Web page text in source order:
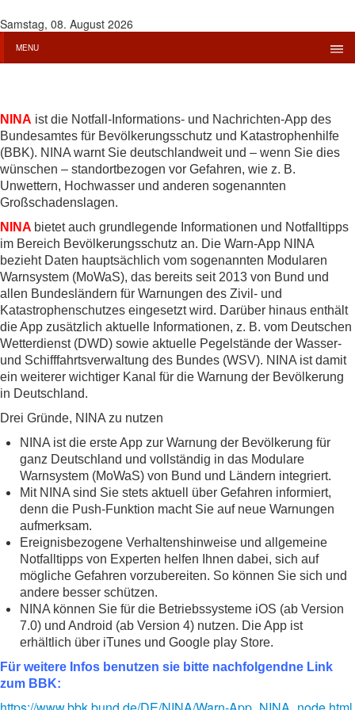
Samstag, 08. August 2026
MENU
N INA ist die Notfall-Informations- und Nachrichten-App des
Bundesamtes für Bevölkerungsschutz und Katastrophenhilfe
(BBK). NINA warnt Sie deutschlandweit und – wenn Sie dies
wünschen – standortbezogen vor Gefahren, wie z. B.
Unwettern, Hochwasser und anderen sogenannten
Großschadenslagen.
NINA bietet auch grundlegende Informationen und Notfalltipps
im Bereich Bevölkerungsschutz an. Die Warn-App NINA
bezieht Daten hauptsächlich vom sogenannten Modularen
Warnsystem (MoWaS), das bereits seit 2013 von Bund und
allen Bundesländern für Warnungen des Zivil- und
Katastrophenschutzes eingesetzt wird. Darüber hinaus enthält
die App zusätzlich aktuelle Informationen, z. B. vom Deutschen
Wetterdienst (DWD) sowie aktuelle Pegelstände der Wasser-
und Schifffahrtsverwaltung des Bundes (WSV). NINA ist damit
ein weiterer wichtiger Kanal für die Warnung der Bevölkerung
in Deutschland.
Drei Gründe, NINA zu nutzen
NINA ist die erste App zur Warnung der Bevölkerung für
ganz Deutschland und vollständig in das Modulare
Warnsystem (MoWaS) von Bund und Ländern integriert.
Mit NINA sind Sie stets aktuell über Gefahren informiert,
denn die Push-Funktion macht Sie auf neue Warnungen
aufmerksam.
Ereignisbezogene Verhaltenshinweise und allgemeine
Notfalltipps von Experten helfen Ihnen dabei, sich auf
mögliche Gefahren vorzubereiten. So können Sie sich und
andere besser schützen.
NINA können Sie für die Betriebssysteme iOS (ab Version
7.0) und Android (ab Version 4) nutzen. Die App ist
erhältlich über iTunes und Google play Store.
Für weitere Infos benutzen sie bitte nachfolgendne Link
zum BBK: